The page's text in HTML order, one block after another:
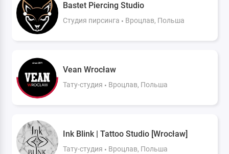
Bastet Piercing Studio
Студия пирсинга Вроцлав, Польша
Vean Wrocław
Тату-студия Вроцлав, Польша
Ink Blink | Tattoo Studio [Wrocław]
Тату-студия Вроцлав, Польша